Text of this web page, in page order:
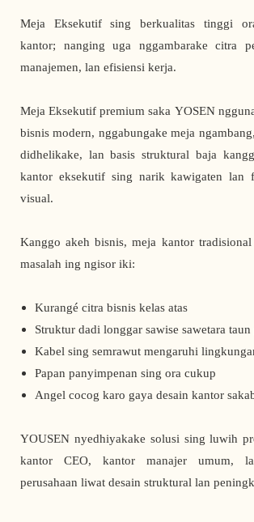
Meja Eksekutif sing berkualitas tinggi
kantor; nanging uga nggambarake citra
manajemen, lan efisiensi kerja.
Meja Eksekutif premium saka YOSEN
bisnis modern, nggabungake meja
didhelikake, lan basis struktural baja
kantor eksekutif sing narik kawigaten lan
visual.
Kanggo akeh bisnis, meja kantor
masalah ing ngisor iki:
Kurangé citra bisnis kelas atas
Struktur dadi longgar sawise sawetara taun
Kabel sing semrawut mengaruhi
Papan panyimpenan sing ora cukup
Angel cocog karo gaya desain kantor
YOUSEN nyedhiyakake solusi sing luwih
kantor CEO, kantor manajer umum,
perusahaan liwat desain struktural lan